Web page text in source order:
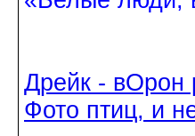
Дрейк - вОрон
Фото птиц, и